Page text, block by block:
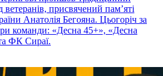
присвячений пам’яті
Анатолія Бегояна. Цьогоріч за
команди: «Десна 45+», «Десна
ФК Сираї.